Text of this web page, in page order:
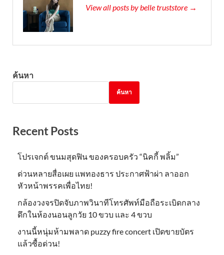
View all posts by belle truststore →
ค้นหา
ค้นหา
Recent Posts
โปรเจกต์ ขนมสุดฟิน ของครอบครัว “นิคกี้ พลิ้ม”
ด่วนหลายสื่อเผย แพทองธาร ประกาศฟ้าผ่า ลาออก
หัวหน้าพรรคเพื่อไทย!
กล้องวงจรปิดจับภาพวินาทีโทรศัพท์มือถือระเบิดกลาง
ดึกในห้องนอนลูกวัย 10 ขวบ และ 4 ขวบ
งานนี้หนุ่มห้ามพลาด puzzy fire concert เปิดขายบัตร
แล้วซื้อด่วน!